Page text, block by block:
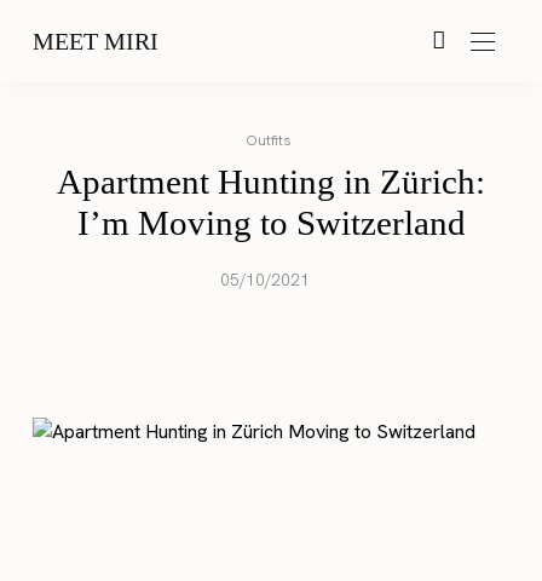
MEET MIRI
Outfits
Apartment Hunting in Zürich:
I’m Moving to Switzerland
05/10/2021